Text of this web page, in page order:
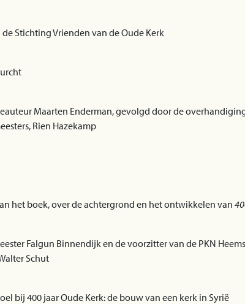
Stichting Vrienden van de Oude Kerk
Maarten Enderman, gevolgd door de
Rien Hazekamp
het boek, over de achtergrond en het ontwikkelen van
Falgun Binnendijk en de voorzitter van de PKN
Schut
bij 400 jaar Oude Kerk: de bouw van een kerk in Syrië